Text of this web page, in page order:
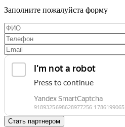
Заполните пожалуйста форму